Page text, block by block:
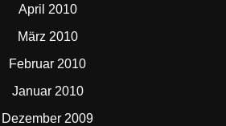
April 2010
März 2010
Februar 2010
Januar 2010
Dezember 2009